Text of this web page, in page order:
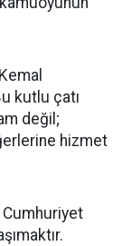
kutlu çatı
değil;
hizmet